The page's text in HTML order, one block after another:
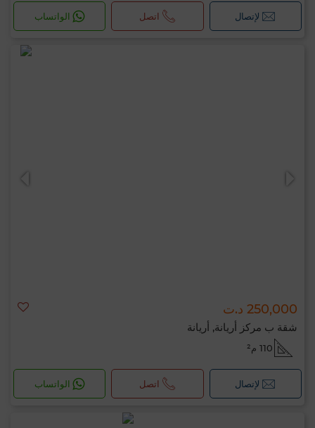
لإتصال اتصل الواتساب
250,000 د.ت
شقة ب مركز أريانة, أريانة
110 م²
لإتصال اتصل الواتساب